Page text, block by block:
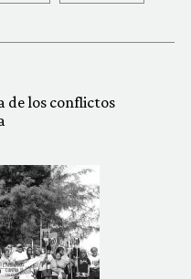
de los conflictos